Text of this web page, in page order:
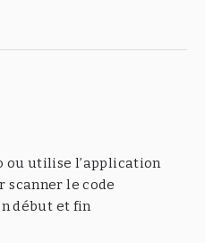
ou utilise l’application
scanner le code
début et fin